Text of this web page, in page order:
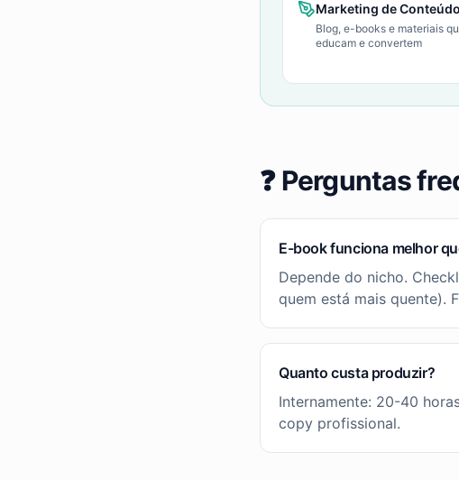
Marketing de Conteúdo
Blog, e-books e materiais
educam e convertem
❓ Perguntas
E-book funciona melhor
Depende do nicho.
quem está mais quente).
Quanto custa produzir?
Internamente: 20-40
copy profissional.